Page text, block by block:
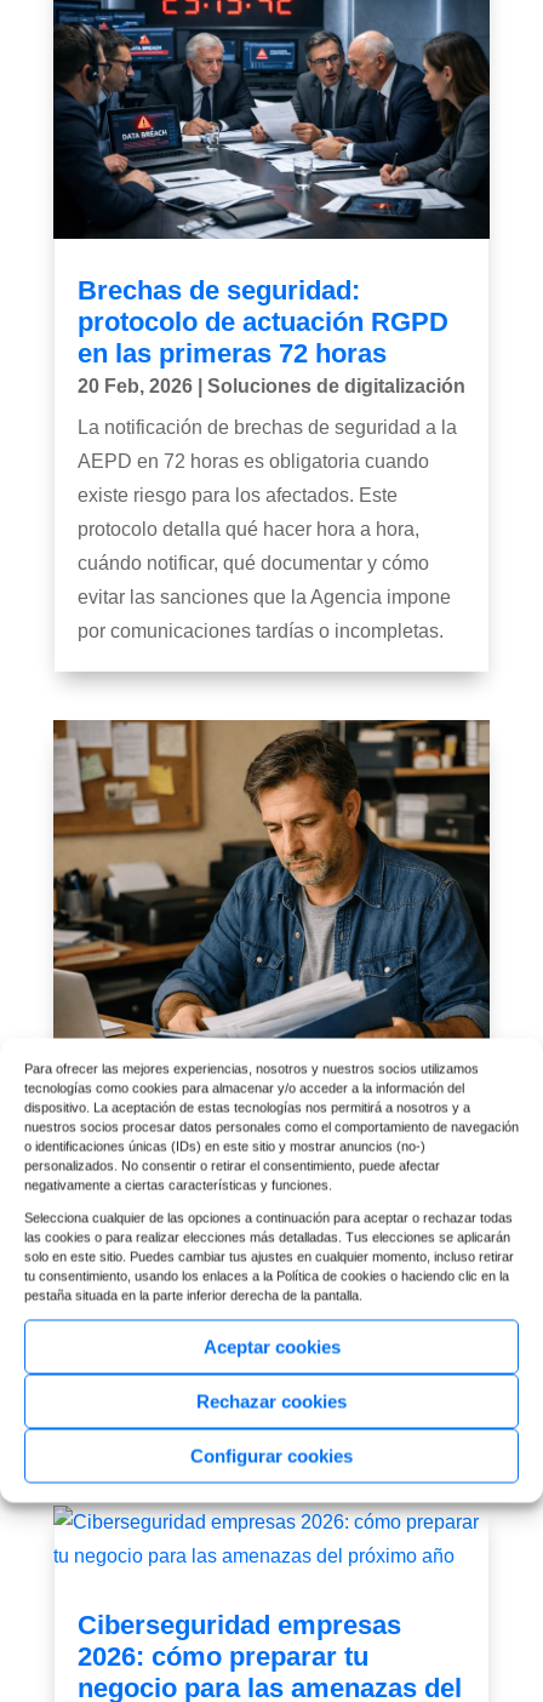
Para ofrecer las mejores experiencias, nosotros y nuestros socios utilizamos
tecnologías como cookies para almacenar y/o acceder a la información del
dispositivo. La aceptación de estas tecnologías nos permitirá a nosotros y a
nuestros socios procesar datos personales como el comportamiento de navegación
o identificaciones únicas (IDs) en este sitio y mostrar anuncios (no-)
personalizados. No consentir o retirar el consentimiento, puede afectar
negativamente a ciertas características y funciones.
Selecciona cualquier de las opciones a continuación para aceptar o rechazar todas
las cookies o para realizar elecciones más detalladas. Tus elecciones se aplicarán
solo en este sitio. Puedes cambiar tus ajustes en cualquier momento, incluso retirar
tu consentimiento, usando los enlaces a la Política de cookies o haciendo clic en la
pestaña situada en la parte inferior derecha de la pantalla.
Aceptar cookies
Rechazar cookies
Configurar cookies
Brechas de seguridad:
protocolo de actuación RGPD
en las primeras 72 horas
20 Feb, 2026| Soluciones de digitalización
La notificación de brechas de seguridad a la
AEPD en 72 horas es obligatoria cuando
existe riesgo para los afectados. Este
protocolo detalla qué hacer hora a hora,
cuándo notificar, qué documentar y cómo
evitar las sanciones que la Agencia impone
por comunicaciones tardías o incompletas.
Prevención blanqueo capitales
para pymes sin tecnicismos
2 Feb, 2026|Soluciones de digitalización
Como saber si tu pyme tiene obligaciones de
prevención de blanqueo, qué medidas
aplicar y cómo detectar operaciones
Ciberseguridad empresas
2026: cómo preparar tu
negocio para las amenazas del